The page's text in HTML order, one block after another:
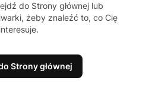
do Strony głównej lub
żeby znaleźć to, co Cię
interesuje.
Strony głównej